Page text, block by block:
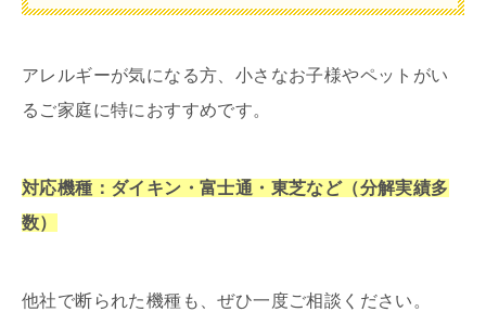
アレルギーが気になる方、小さなお子様やペットがい
るご家庭に特におすすめです。
対応機種：ダイキン・富士通・東芝など（分解実績多
数）
他社で断られた機種も、ぜひ一度ご相談ください。